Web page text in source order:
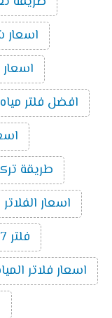
اسعار
اسعار
افضل فلتر مياه 7 مراحل
طريقة تركيب
اسعار الفلاتر ٧ مراحل
فلتر 7 مراحل تايواني امريكي
اسعار فلاتر المياه 7